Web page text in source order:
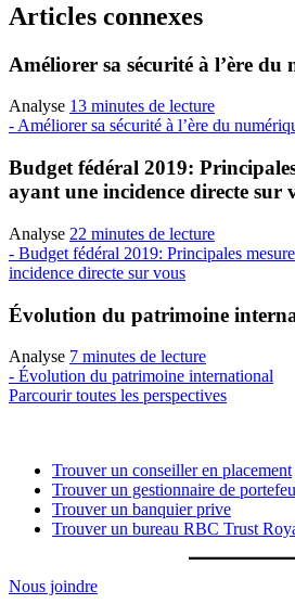
Articles connexes
Améliorer sa sécurité à l’ère du
Analyse 13 minutes de lecture
- Améliorer sa sécurité à l’ère du
Budget fédéral 2019:
ayant une incidence directe sur
Analyse 22 minutes de lecture
- Budget fédéral 2019: Principales
incidence directe sur vous
Évolution du patrimoine
Analyse 7 minutes de lecture
- Évolution du patrimoine international
Parcourir toutes les perspectives
Trouver un conseiller en placement
Trouver un gestionnaire de
Trouver un banquier prive
Trouver un bureau RBC Trust
Nous joindre